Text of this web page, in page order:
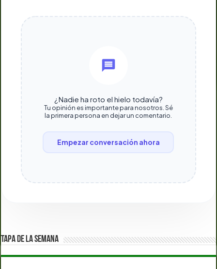
¿Nadie ha roto el hielo todavía?
Tu opinión es importante para nosotros. Sé
la primera persona en dejar un comentario.
Empezar conversación ahora
TAPA DE LA SEMANA